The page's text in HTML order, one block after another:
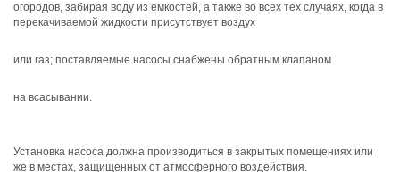
огородов, забирая воду из емкостей, а также во всех тех случаях, когда в
перекачиваемой жидкости присутствует воздух
или газ; поставляемые насосы снабжены обратным клапаном
на всасывании.
Установка насоса должна производиться в закрытых помещениях или
же в местах, защищенных от атмосферного воздействия.